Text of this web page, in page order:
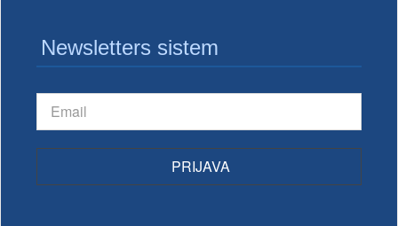
Newsletters sistem
PRIJAVA